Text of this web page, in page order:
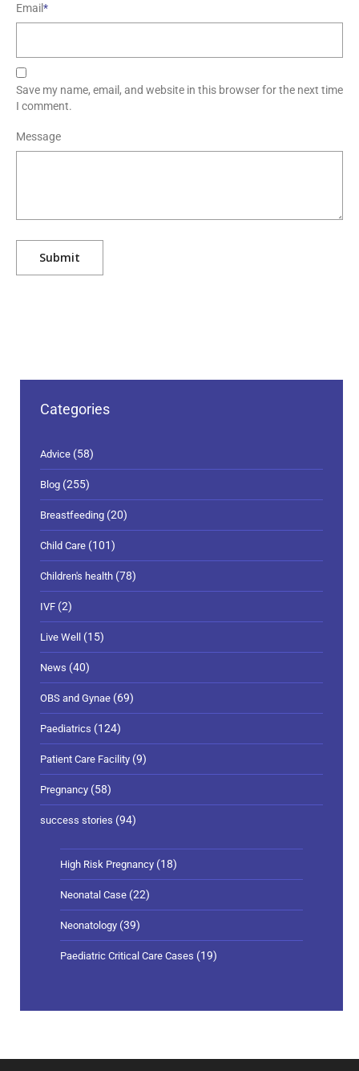
Email*
Save my name, email, and website in this browser for the next time
I comment.
Message
Categories
Advice (58)
Blog (255)
Breastfeeding (20)
Child Care (101)
Children's health (78)
IVF (2)
Live Well (15)
News (40)
OBS and Gynae (69)
Paediatrics (124)
Patient Care Facility (9)
Pregnancy (58)
success stories (94)
High Risk Pregnancy (18)
Neonatal Case (22)
Neonatology (39)
Paediatric Critical Care Cases (19)